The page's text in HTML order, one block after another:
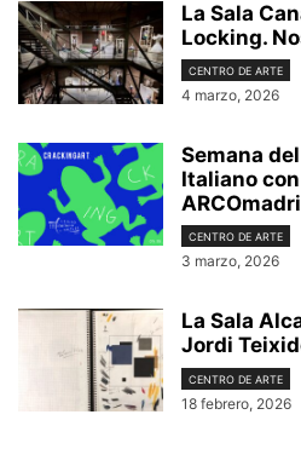
La Sala
Locking.
CENTRO DE ARTE
4 marzo, 2026
Semana
Italiano
CENTRO DE ARTE
3 marzo, 2026
La Sala
Jordi
CENTRO DE ARTE
18 febrero, 2026